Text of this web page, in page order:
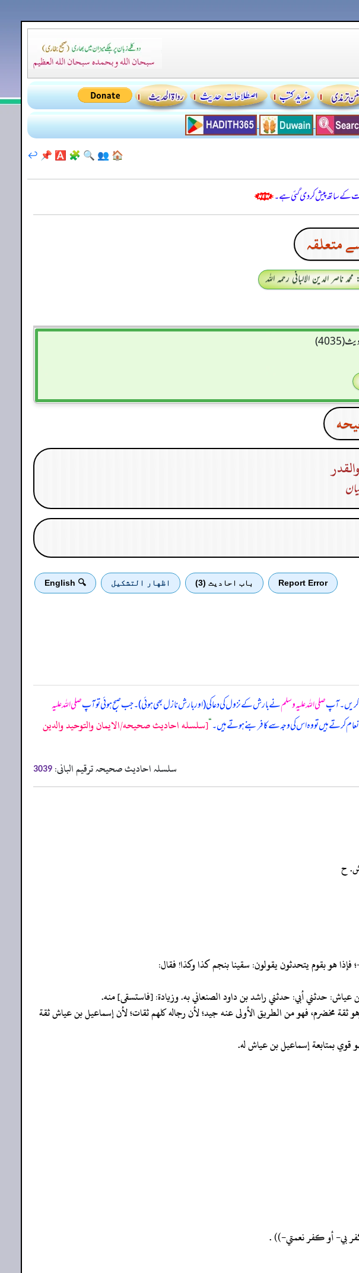
🏠
👥
🔍
🧩
🅰️
📌
↩️
کے ساتھ پیش کر دی گئی ہے۔
متعلقہ
ناصر الدین الالبانی رحمہ اللہ
Report Error باب احادیث (3) اظهار التشكيل 🔍 English
کریں۔ آپصلی اللہ علیہ وسلمنے بارش کے نزول کی دعا کی (اور بارش نازل بھی ہوئی)۔ جب صبح ہوئی تو آپصلی اللہ علیہ
انعام کرتے ہیں تو وہ اس کی وجہ سے کافر بنے ہوتے ہیں۔“[سلسله احاديث صحيحه/الايمان والتوحيد والدين
سلسلہ احادیث صحیحہ ترقیم البانی: 3039
هو بقوم يتحدثون يقولون: سقينا بنجم كذا وكذا! فقال:
مخضرم، فهو من الطريق الأولى عنه جيد؛ لأن رجاله كلهم ثقات؛ لأن إسماعيل بن عياش ثقة
قوي بمتابعة إسماعيل بن عياش له.
بي- أو كفر نعمتي-)) .